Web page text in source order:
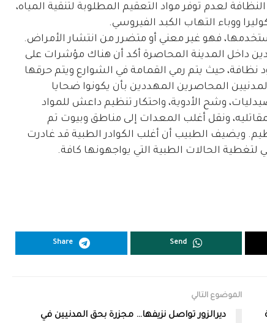
لعدم توفر مواد التعقيم المطلوبة لتنقية المياه،
ووباء التهاب الكبد الفيروسي.
فهو غير معني أو متضرر من انتشار الأمراض.
داخل المدينة المحاصرة أكد أن هناك مؤشرات على
نظافة، حيث يتم رمي القمامة في الشوارع ويتم حرقها
المحاصرين المهددين بأن يكونوا ضحايا
وشح الأدوية، واحتكار تنظيم داعش للمواد
ونقل أغلب المعدات إلى مناطق وبيوت تم
ويضيف الطبيب أن أغلب الكوادر الطبية قد غادرت
الحالات الطبية التي يواجهونها كافة.
Send
Share
الموضوع التالي
ديرالزور تواصل نزيفها… مجزرة بحق المدنيين في